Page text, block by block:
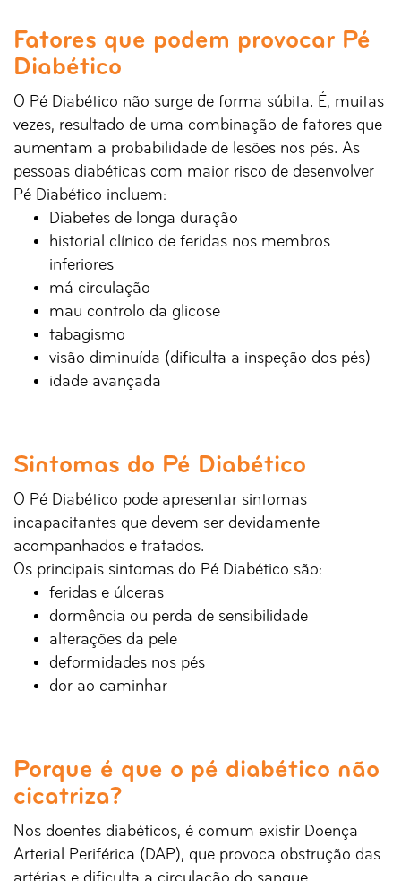
Fatores que podem provocar Pé
Diabético
O Pé Diabético não surge de forma súbita. É, muitas
vezes, resultado de uma combinação de fatores que
aumentam a probabilidade de lesões nos pés. As
pessoas diabéticas com maior risco de desenvolver
Pé Diabético incluem:
Diabetes de longa duração
historial clínico de feridas nos membros
inferiores
má circulação
mau controlo da glicose
tabagismo
visão diminuída (dificulta a inspeção dos pés)
idade avançada
Sintomas do Pé Diabético
O Pé Diabético pode apresentar sintomas
incapacitantes que devem ser devidamente
acompanhados e tratados.
Os principais sintomas do Pé Diabético são:
feridas e úlceras
dormência ou perda de sensibilidade
alterações da pele
deformidades nos pés
dor ao caminhar
Porque é que o pé diabético não
cicatriza?
Nos doentes diabéticos, é comum existir Doença
Arterial Periférica (DAP), que provoca obstrução das